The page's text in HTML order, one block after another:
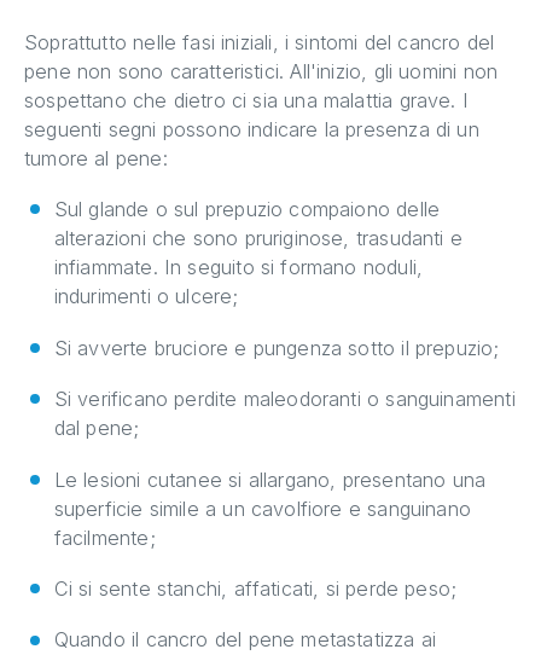
Soprattutto nelle fasi iniziali, i sintomi del cancro del
pene non sono caratteristici. All'inizio, gli uomini non
sospettano che dietro ci sia una malattia grave. I
seguenti segni possono indicare la presenza di un
tumore al pene:
Sul glande o sul prepuzio compaiono delle
alterazioni che sono pruriginose, trasudanti e
infiammate. In seguito si formano noduli,
indurimenti o ulcere;
Si avverte bruciore e pungenza sotto il prepuzio;
Si verificano perdite maleodoranti o sanguinamenti
dal pene;
Le lesioni cutanee si allargano, presentano una
superficie simile a un cavolfiore e sanguinano
facilmente;
Ci si sente stanchi, affaticati, si perde peso;
Quando il cancro del pene metastatizza ai